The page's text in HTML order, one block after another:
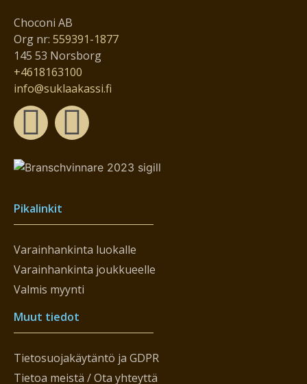
Choconi AB
Org nr: 559391-1877
145 53 Norsborg
+4618163100
info@suklaakassi.fi
Pikalinkit
Varainhankinta luokalle
Varainhankinta joukkueelle
Valmis myynti
Muut tiedot
Tietosuojakäytäntö ja GDPR
Tietoa meistä / Ota yhteyttä